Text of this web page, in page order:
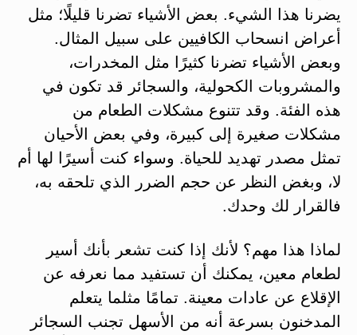
يضرنا هذا الشيء. بعض الأشياء تضرنا قليلًا؛ مثل
أعراض انسحاب الكافيين على سبيل المثال.
وبعض الأشياء تضرنا كثيرًا مثل المخدرات،
والمشروبات الكحولية، والسجائر قد تكون في
هذه الفئة. وقد تتنوع مشكلات الطعام من
مشكلات صغيرة إلى كبيرة، وفي بعض الأحيان
تمثل مصدر تهديد للحياة. وسواء كنت أسيرًا لها أم
لا، وبغض النظر عن حجم الضرر الذي تلحقه به،
فالقرار لك وحدك.
لماذا هذا مهم؟ لأنك إذا كنت تشعر بأنك أسير
لطعام معين، يمكنك أن تستفيد مما نعرفه عن
الإقلاع عن عادات معينة. تمامًا مثلما يتعلم
المدخنون بسرعة أنه من الأسهل تجنب السجائر